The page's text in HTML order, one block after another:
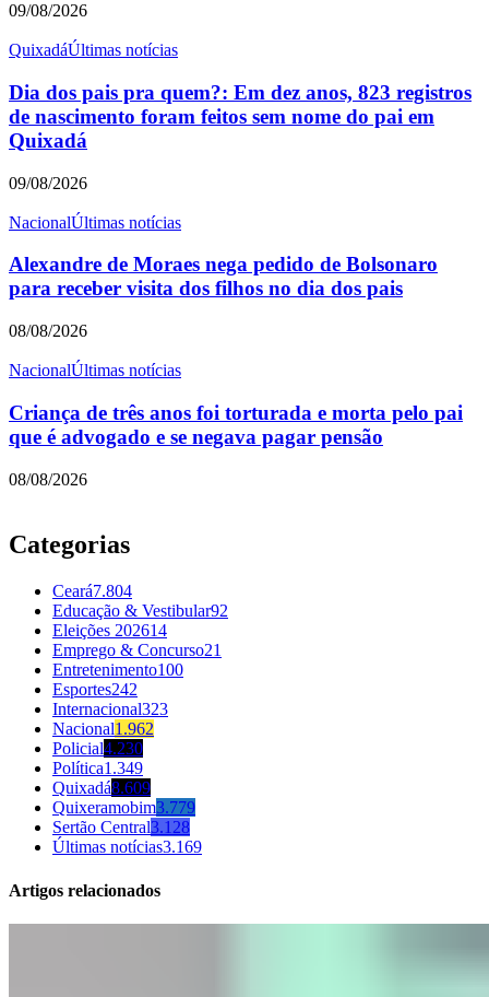
09/08/2026
QuixadáÚltimas notícias
Dia dos pais pra quem?: Em dez anos, 823 registros
de nascimento foram feitos sem nome do pai em
Quixadá
09/08/2026
NacionalÚltimas notícias
Alexandre de Moraes nega pedido de Bolsonaro
para receber visita dos filhos no dia dos pais
08/08/2026
NacionalÚltimas notícias
Criança de três anos foi torturada e morta pelo pai
que é advogado e se negava pagar pensão
08/08/2026
Categorias
Ceará7.804
Educação & Vestibular92
Eleições 202614
Emprego & Concurso21
Entretenimento100
Esportes242
Internacional323
Nacional1.962
Policial4.230
Política1.349
Quixadá8.609
Quixeramobim3.779
Sertão Central3.128
Últimas notícias3.169
Artigos relacionados